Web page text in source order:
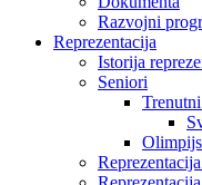
Razvojni
Reprezentacija
Istorija
Seniori